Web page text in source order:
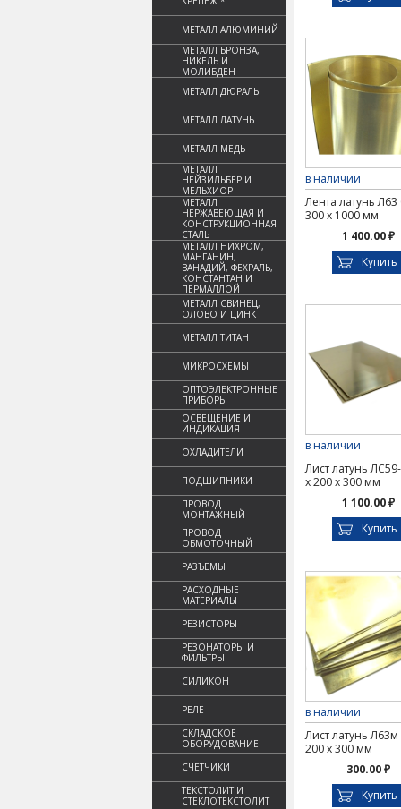
МЕТАЛЛ АЛЮМИНИЙ
МЕТАЛЛ БРОНЗА,
НИКЕЛЬ И
МОЛИБДЕН
МЕТАЛЛ ДЮРАЛЬ
МЕТАЛЛ ЛАТУНЬ
МЕТАЛЛ МЕДЬ
МЕТАЛЛ
НЕЙЗИЛЬБЕР И
МЕЛЬХИОР
МЕТАЛЛ
НЕРЖАВЕЮЩАЯ И
КОНСТРУКЦИОННАЯ
СТАЛЬ
МЕТАЛЛ НИХРОМ,
МАНГАНИН,
ВАНАДИЙ, ФЕХРАЛЬ,
КОНСТАНТАН И
ПЕРМАЛЛОЙ
МЕТАЛЛ СВИНЕЦ,
ОЛОВО И ЦИНК
МЕТАЛЛ ТИТАН
МИКРОСХЕМЫ
ОПТОЭЛЕКТРОННЫЕ
ПРИБОРЫ
ОСВЕЩЕНИЕ И
ИНДИКАЦИЯ
ОХЛАДИТЕЛИ
ПОДШИПНИКИ
ПРОВОД
МОНТАЖНЫЙ
ПРОВОД
ОБМОТОЧНЫЙ
РАЗЪЕМЫ
РАСХОДНЫЕ
МАТЕРИАЛЫ
РЕЗИСТОРЫ
РЕЗОНАТОРЫ И
ФИЛЬТРЫ
СИЛИКОН
РЕЛЕ
СКЛАДСКОЕ
ОБОРУДОВАНИЕ
СЧЕТЧИКИ
ТЕКСТОЛИТ И
СТЕКЛОТЕКСТОЛИТ
в наличии
Лента латунь Л63
300 х 1000 мм
1 400.00 ₽
Купить
в наличии
Лист латунь
х 200 х 300 мм
1 100.00 ₽
Купить
в наличии
Лист латунь Л63м
200 х 300 мм
300.00 ₽
Купить